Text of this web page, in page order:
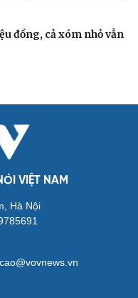
đồng, cả xóm nhỏ vẫn
VIỆT NAM
Hà Nội